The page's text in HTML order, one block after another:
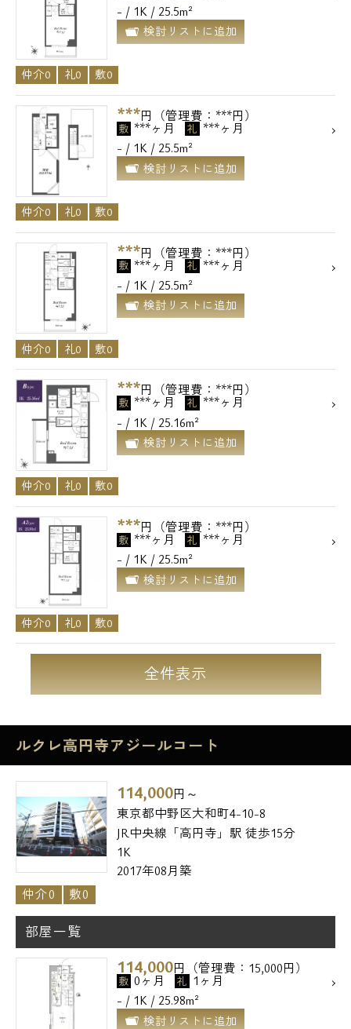
- / 1K / 25.5m²
検討リストに追加
仲介0 礼0 敷0
***円（管理費：***円）
敷 ***ヶ月 礼 ***ヶ月
- / 1K / 25.5m²
検討リストに追加
仲介0 礼0 敷0
***円（管理費：***円）
敷 ***ヶ月 礼 ***ヶ月
- / 1K / 25.5m²
検討リストに追加
仲介0 礼0 敷0
***円（管理費：***円）
敷 ***ヶ月 礼 ***ヶ月
- / 1K / 25.16m²
検討リストに追加
仲介0 礼0 敷0
***円（管理費：***円）
敷 ***ヶ月 礼 ***ヶ月
- / 1K / 25.5m²
検討リストに追加
仲介0 礼0 敷0
全件表示
ルクレ高円寺アジールコート
114,000円～
東京都中野区大和町4-10-8
JR中央線「高円寺」駅 徒歩15分
1K
2017年08月築
仲介0
敷0
部屋一覧
114,000円（管理費：15,000円）
敷 0ヶ月 礼 1ヶ月
- / 1K / 25.98m²
検討リストに追加